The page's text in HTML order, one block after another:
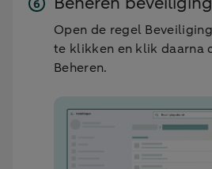
Open de regel
te klikken en klik daarna
Beheren.